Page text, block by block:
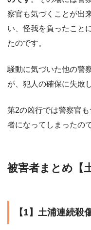
察官も気づくことが出
い、怪我を負ったこと
たのです。
騒動に気づいた他の警
が、犯人の確保に失敗
第2の凶行では警察官
者になってしまったので
被害者まとめ【
【1】土浦連続殺